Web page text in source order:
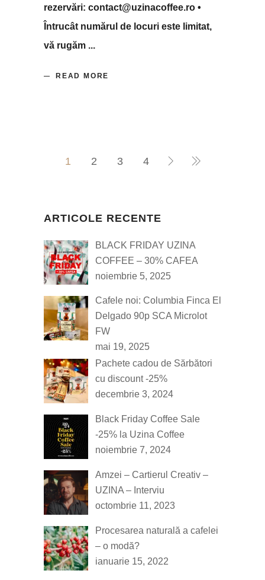
rezervări: contact@uzinacoffee.ro •
Întrucât numărul de locuri este limitat,
vă rugăm
READ MORE
1 2 3 4
ARTICOLE RECENTE
BLACK FRIDAY UZINA
COFFEE – 30% CAFEA
noiembrie 5, 2025
Cafele noi: Columbia Finca El
Delgado 90p SCA Microlot
FW
mai 19, 2025
Pachete cadou de Sărbători
cu discount -25%
decembrie 3, 2024
Black Friday Coffee Sale
-25% la Uzina Coffee
noiembrie 7, 2024
Amzei – Cartierul Creativ –
UZINA – Interviu
octombrie 11, 2023
Procesarea naturală a cafelei
– o modă?
ianuarie 15, 2022